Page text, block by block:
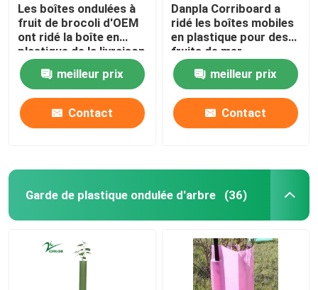
Les boîtes ondulées à
fruit de brocoli d'OEM
ont ridé la boîte en
plastique de la livraison
meilleur prix
Contact
Danpla Corriboard a
ridé les boîtes mobiles
en plastique pour des
fruits de mer
d'alimentation
meilleur prix
Contact
Garde de plastique ondulée d'arbre (36)